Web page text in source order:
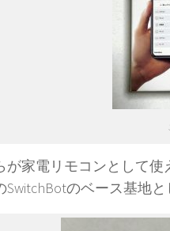
が家電リモコンとして使
SwitchBotのベース基地と